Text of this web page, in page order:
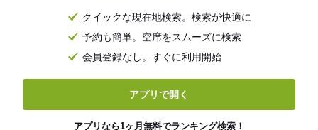
クイックな現在地検索。検索が快適に
予約も簡単。空席をスムーズに検索
会員登録なし。すぐに利用開始
アプリで開く
アプリなら1ヶ月無料でランキング検索！